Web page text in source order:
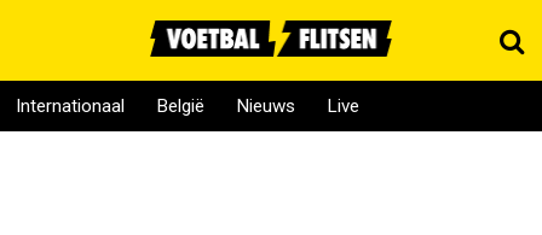
Internationaal België Nieuws Live